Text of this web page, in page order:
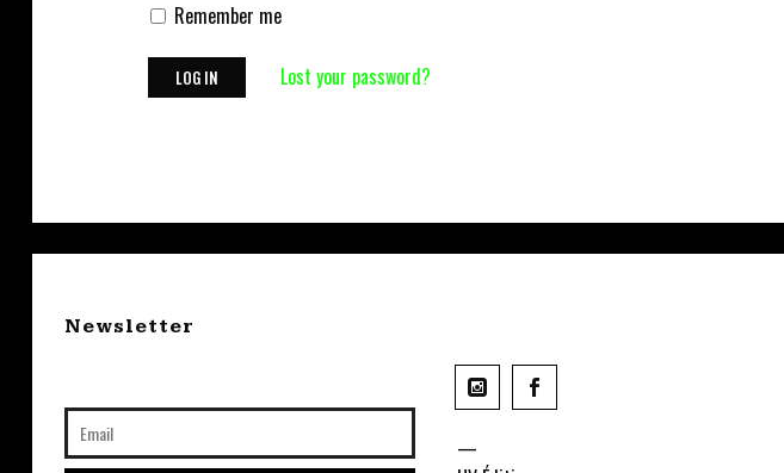
Remember me
Lost your password?
Newsletter
—